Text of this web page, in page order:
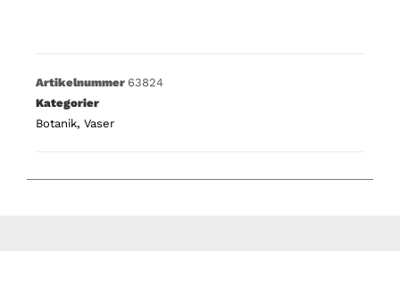
Artikelnummer 63824
Kategorier
Botanik, Vaser